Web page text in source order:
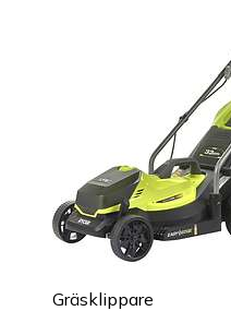
Gräsklippare